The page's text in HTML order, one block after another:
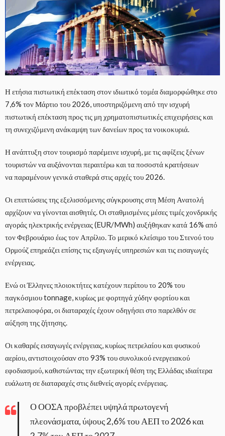
Η ετήσια πιστωτική επέκταση στον ιδιωτικό τομέα διαμορφώθηκε στο
7,6% τον Μάρτιο του 2026, υποστηριζόμενη από την ισχυρή
πιστωτική επέκταση προς τις μη χρηματοπιστωτικές επιχειρήσεις και
τη συνεχιζόμενη ανάκαμψη των δανείων προς τα νοικοκυριά.
Η ανάπτυξη στον τουρισμό παρέμεινε ισχυρή, με τις αφίξεις ξένων
τουριστών να αυξάνονται περαιτέρω και τα ποσοστά κρατήσεων
να παραμένουν γενικά σταθερά στις αρχές του 2026.
Οι επιπτώσεις της εξελισσόμενης σύγκρουσης στη Μέση Ανατολή
αρχίζουν να γίνονται αισθητές. Οι σταθμισμένες μέσες τιμές χονδρικής
αγοράς ηλεκτρικής ενέργειας (EUR/MWh) αυξήθηκαν κατά 16% από
τον Φεβρουάριο έως τον Απρίλιο. Το μερικό κλείσιμο του Στενού του
Ορμούζ επηρεάζει επίσης τις εξαγωγές υπηρεσιών και τις εισαγωγές
ενέργειας.
Ενώ οι Έλληνες πλοιοκτήτες κατέχουν περίπου το 20% του
παγκόσμιου tonnage, κυρίως με φορτηγά χύδην φορτίου και
πετρελαιοφόρα, οι διαταραχές έχουν οδηγήσει στο παρελθόν σε
αύξηση της ζήτησης.
Οι καθαρές εισαγωγές ενέργειας, κυρίως πετρελαίου και φυσικού
αερίου, αντιστοιχούσαν στο 93% του συνολικού ενεργειακού
εφοδιασμού, καθιστώντας την εξωτερική θέση της Ελλάδας ιδιαίτερα
ευάλωτη σε διαταραχές στις διεθνείς αγορές ενέργειας.
Ο ΟΟΣΑ προβλέπει υψηλά πρωτογενή
πλεονάσματα, ύψους 2,6% του ΑΕΠ το 2026 και